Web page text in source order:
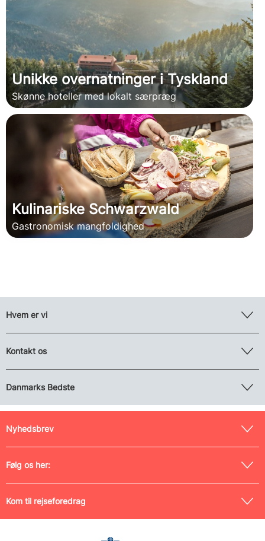
Unikke overnatninger i Tyskland
Skønne hoteller med lokalt særpræg
Kulinariske Schwarzwald
Gastronomisk mangfoldighed
Hvem er vi
Kontakt os
Danmarks Bedste
Nyhedsbrev
Følg os her:
Kom til rejseforedrag